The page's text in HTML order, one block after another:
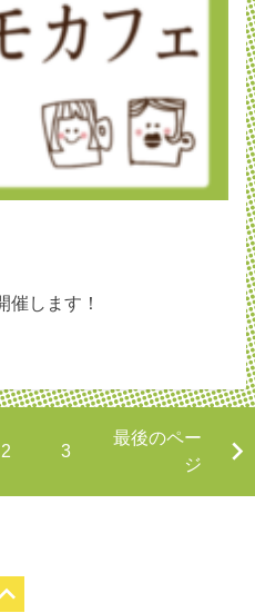
催します！
2 3
最後のペー
ジ